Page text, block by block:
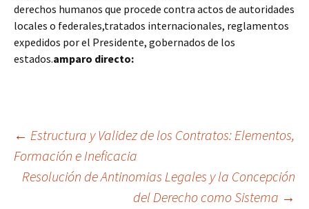
derechos humanos que procede contra actos de autoridades
locales o federales,tratados internacionales, reglamentos
expedidos por el Presidente, gobernados de los
estados.amparo directo:
Navegación
de
← Estructura y Validez de los Contratos: Elementos,
Formación e Ineficacia
Resolución de Antinomias Legales y la Concepción
del Derecho como Sistema →